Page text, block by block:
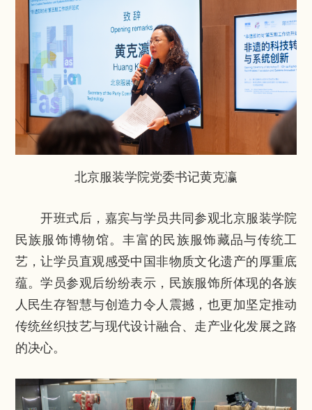
北京服装学院党委书记黄克瀛
开班式后，嘉宾与学员共同参观北京服装学院
民族服饰博物馆。丰富的民族服饰藏品与传统工
艺，让学员直观感受中国非物质文化遗产的厚重底
蕴。学员参观后纷纷表示，民族服饰所体现的各族
人民生存智慧与创造力令人震撼，也更加坚定推动
传统丝织技艺与现代设计融合、走产业化发展之路
的决心。